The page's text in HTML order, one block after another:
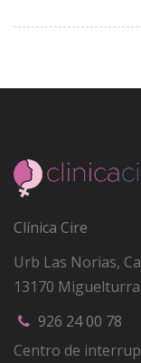
Clínica Cire
Urb Las Norias,
13170
926 24 00 78
Centro de